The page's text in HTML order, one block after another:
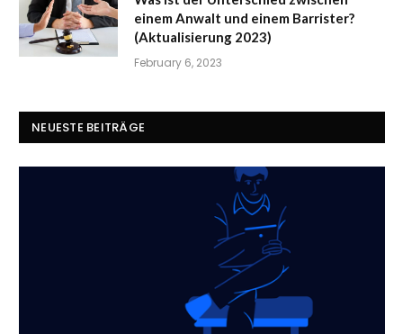
einem Anwalt und einem Barrister?
(Aktualisierung 2023)
February 6, 2023
NEUESTE BEITRÄGE